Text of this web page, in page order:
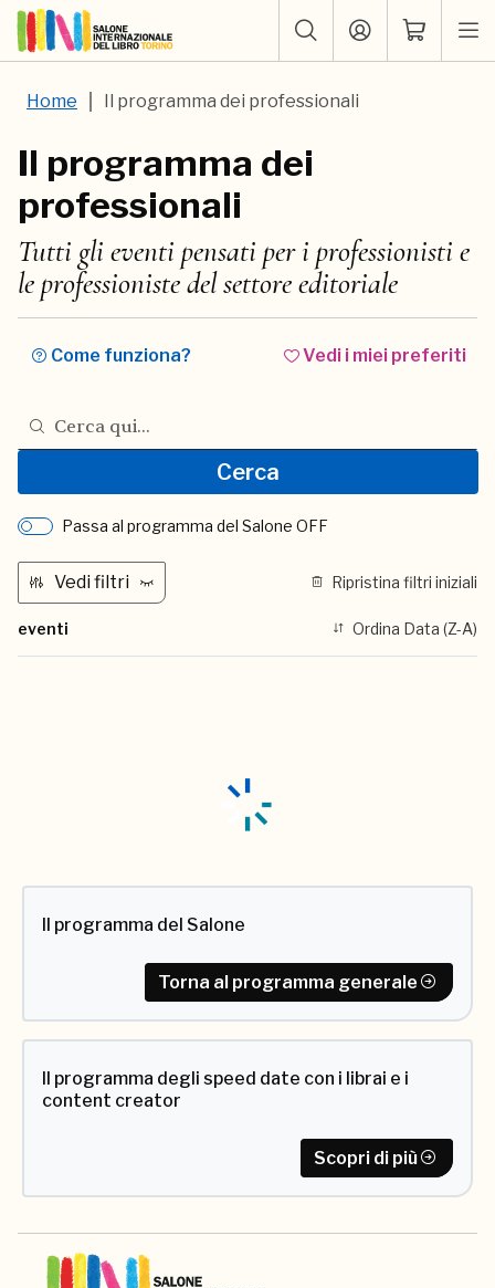
Home Il programma dei professionali
Il programma dei
professionali
Tutti gli eventi pensati per i professionisti e
le professioniste del settore editoriale
Come funziona? Vedi i miei preferiti
Cerca nel programma del Salone
Cerca
Passa al programma del Salone OFF
Vedi filtri Ripristina filtri iniziali
eventi Ordina Data (Z-A)
Il programma del Salone
Torna al programma generale
Il programma degli speed date con i librai e i
content creator
Scopri di più